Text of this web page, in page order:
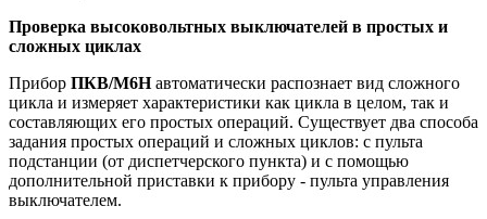
Проверка высоковольтных выключателей в простых и
сложных циклах
Прибор ПКВ/М6Навтоматически распознает вид сложного
цикла и измеряет характеристики как цикла в целом, так и
составляющих его простых операций. Существует два способа
задания простых операций и сложных циклов: с пульта
подстанции (от диспетчерского пункта) и с помощью
дополнительной приставки к прибору - пульта управления
выключателем.